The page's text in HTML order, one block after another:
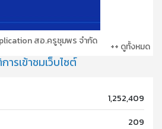
สอ.ครูชุมพร จำกัด ++ ดูทั้งหมด
ารเข้าชมเว็บไซต์
1,252,409
209